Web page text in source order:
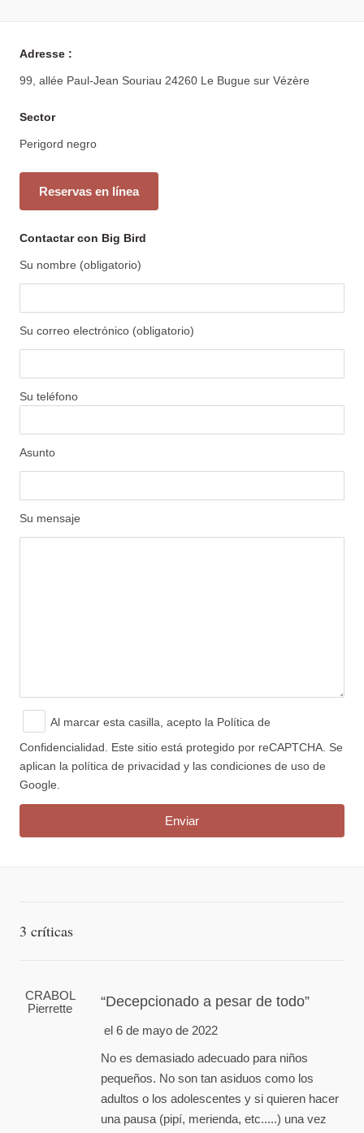
Adresse :
99, allée Paul-Jean Souriau 24260 Le Bugue sur Vézère
Sector
Perigord negro
Reservas en línea
Contactar con Big Bird
Su nombre (obligatorio)
Su correo electrónico (obligatorio)
Su teléfono
Asunto
Su mensaje
Al marcar esta casilla, acepto la Política de
Confidencialidad.
Este sitio está protegido por reCAPTCHA. Se
aplican la política de privacidad y las condiciones de uso de
Google.
3 críticas
CRABOL
Pierrette
Decepcionado a pesar de todo
el 6 de mayo de 2022
No es demasiado adecuado para niños
pequeños. No son tan asiduos como los
adultos o los adolescentes y si quieren hacer
una pausa (pipí, merienda, etc.....) una vez